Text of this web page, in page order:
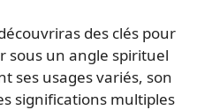
des clés pour
sous un angle spirituel
ses usages variés, son
significations multiples